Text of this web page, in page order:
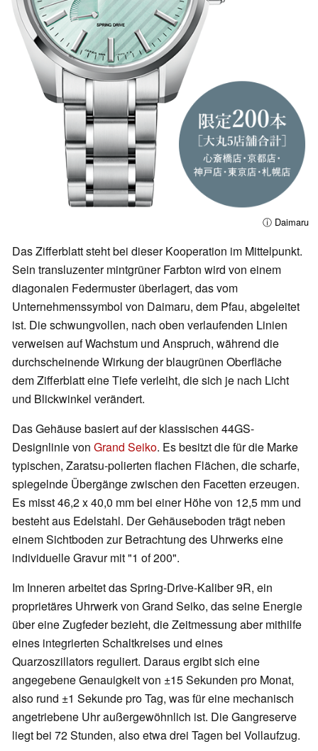
ⓘ Daimaru
Das Zifferblatt steht bei dieser Kooperation im Mittelpunkt.
Sein transluzenter mintgrüner Farbton wird von einem
diagonalen Federmuster überlagert, das vom
Unternehmenssymbol von Daimaru, dem Pfau, abgeleitet
ist. Die schwungvollen, nach oben verlaufenden Linien
verweisen auf Wachstum und Anspruch, während die
durchscheinende Wirkung der blaugrünen Oberfläche
dem Zifferblatt eine Tiefe verleiht, die sich je nach Licht
und Blickwinkel verändert.
Das Gehäuse basiert auf der klassischen 44GS-
Designlinie von Grand Seiko. Es besitzt die für die Marke
typischen, Zaratsu-polierten flachen Flächen, die scharfe,
spiegelnde Übergänge zwischen den Facetten erzeugen.
Es misst 46,2 x 40,0 mm bei einer Höhe von 12,5 mm und
besteht aus Edelstahl. Der Gehäuseboden trägt neben
einem Sichtboden zur Betrachtung des Uhrwerks eine
individuelle Gravur mit "1 of 200".
Im Inneren arbeitet das Spring-Drive-Kaliber 9R, ein
proprietäres Uhrwerk von Grand Seiko, das seine Energie
über eine Zugfeder bezieht, die Zeitmessung aber mithilfe
eines integrierten Schaltkreises und eines
Quarzoszillators reguliert. Daraus ergibt sich eine
angegebene Genauigkeit von ±15 Sekunden pro Monat,
also rund ±1 Sekunde pro Tag, was für eine mechanisch
angetriebene Uhr außergewöhnlich ist. Die Gangreserve
liegt bei 72 Stunden, also etwa drei Tagen bei Vollaufzug.